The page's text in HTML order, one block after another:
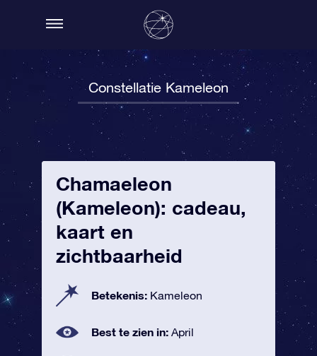
Constellatie Kameleon
Chamaeleon
(Kameleon): cadeau,
kaart en
zichtbaarheid
Betekenis: Kameleon
Best te zien in: April